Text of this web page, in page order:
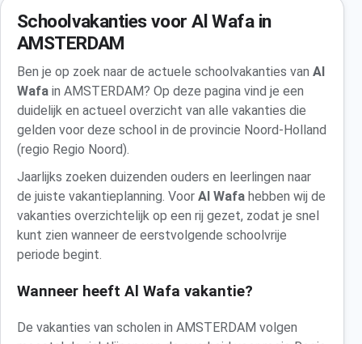
Schoolvakanties voor Al Wafa in
AMSTERDAM
Ben je op zoek naar de actuele schoolvakanties van Al
Wafa in AMSTERDAM? Op deze pagina vind je een
duidelijk en actueel overzicht van alle vakanties die
gelden voor deze school in de provincie Noord-Holland
(regio Regio Noord).
Jaarlijks zoeken duizenden ouders en leerlingen naar
de juiste vakantieplanning. Voor Al Wafa hebben wij de
vakanties overzichtelijk op een rij gezet, zodat je snel
kunt zien wanneer de eerstvolgende schoolvrije
periode begint.
Wanneer heeft Al Wafa vakantie?
De vakanties van scholen in AMSTERDAM volgen